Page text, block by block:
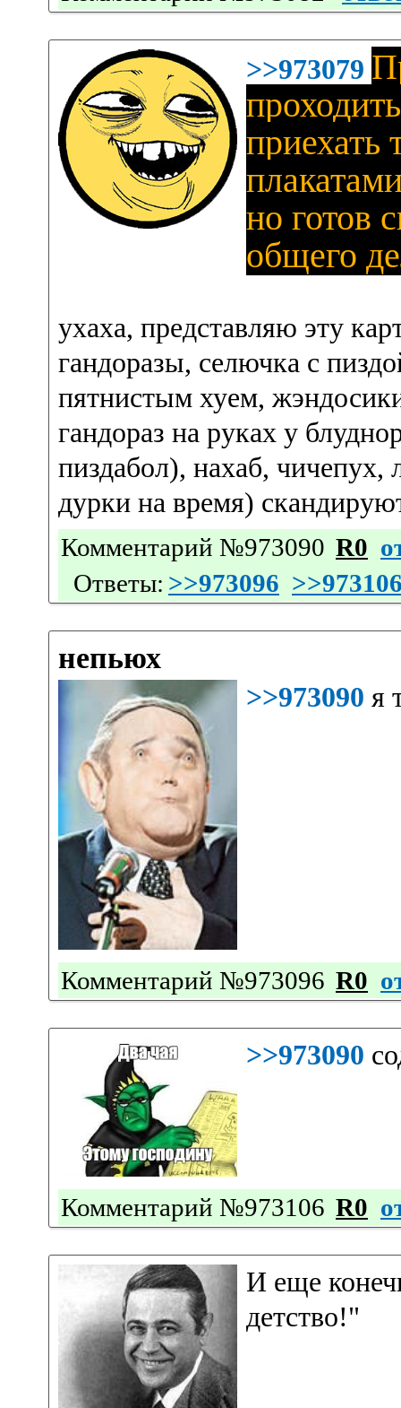
>>973079
приехать
но готов
общего
ухаха, представляю эту
гандоразы, селючка с
пятнистым хуем,
гандораз на руках у
пиздабол), нахаб,
дурки на время)
Комментарий №973090 R0
Ответы: >>973096
непьюх
>>973090 я
Комментарий №973096 R0
>>973090
Комментарий №973106 R0
И еще
детство!"